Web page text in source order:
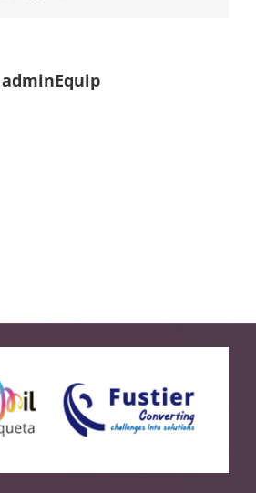
adminEquip